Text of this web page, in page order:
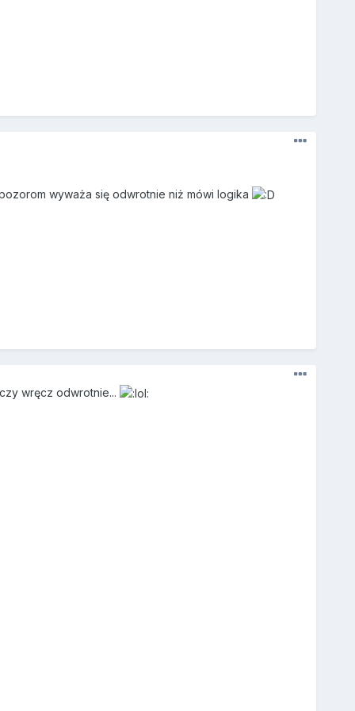
wyważa się odwrotnie niż mówi logika
wręcz odwrotnie...